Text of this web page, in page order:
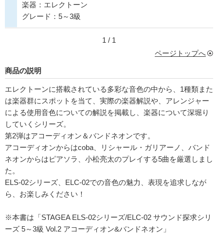
楽器：エレクトーン
グレード：5～3級
1 / 1
ページトップへ
商品の説明
エレクトーンに搭載されている多彩な音色の中から、1種類また
は楽器群にスポットを当て、実際の楽器解説や、アレンジャー
による使用音色についての解説を掲載し、楽器について深堀り
していくシリーズ。
第2弾はアコーディオン＆バンドネオンです。
アコーディオンからはcoba、リシャール・ガリアーノ、バンド
ネオンからはピアソラ、小松亮太のプレイする5曲を厳選しまし
た。
ELS-02シリーズ、ELC-02での音色の魅力、表現を追求しなが
ら、お楽しみください！
※本書は「STAGEA ELS-02シリーズ/ELC-02 サウンド探求シリ
ーズ 5～3級 Vol.2 アコーディオン&バンドネオン」